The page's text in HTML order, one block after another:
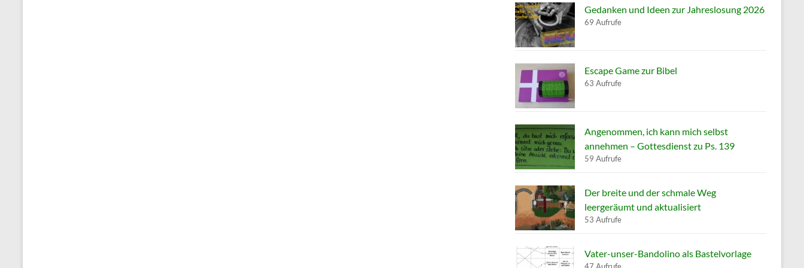
Gedanken und Ideen zur Jahreslosung 2026
69 Aufrufe
Escape Game zur Bibel
63 Aufrufe
Angenommen, ich kann mich selbst
annehmen – Gottesdienst zu Ps. 139
59 Aufrufe
Der breite und der schmale Weg
leergeräumt und aktualisiert
53 Aufrufe
Vater-unser-Bandolino als Bastelvorlage
47 Aufrufe